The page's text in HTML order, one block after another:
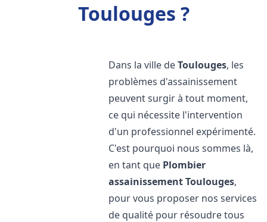
Toulouges ?
Dans la ville deToulouges, les
problèmes d'assainissement
peuvent surgir à tout moment,
ce qui nécessite l'intervention
d'un professionnel expérimenté.
C'est pourquoi nous sommes là,
en tant que Plombier
assainissementToulouges,
pour vous proposer nos services
de qualité pour résoudre tous